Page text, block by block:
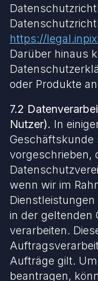
https://
Darüber hinaus
oder Produkte
7.2
Nutzer). In
Geschäftskunde
vorgeschrieben,
wenn wir im
in der geltenden
verarbeiten.
Aufträge gilt.
beantragen,